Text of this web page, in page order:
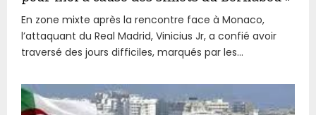
En zone mixte après la rencontre face à Monaco,
l’attaquant du Real Madrid, Vinicius Jr, a confié avoir
traversé des jours difficiles, marqués par les...